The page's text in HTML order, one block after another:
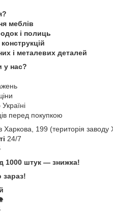
меблів
і полиць
і металевих деталей
у нас?
перед покупкою
Харкова, 199 (територія
24/7
1000 штук — знижка!
зараз!